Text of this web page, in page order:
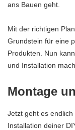
ans Bauen geht.
Mit der richtigen
Grundstein für eine
Produkten. Nun
und Installation
Montage
Jetzt geht es
Installation deiner